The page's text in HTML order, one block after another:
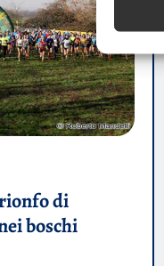
di
boschi